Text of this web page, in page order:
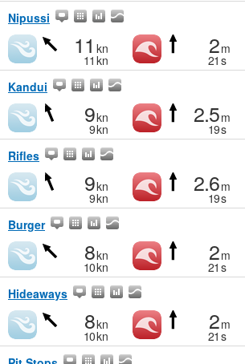
Nipussi
11 kn
11 kn
2m
21 s
Kandui
9kn
9kn
2.5m
19s
Rifles
9kn
9kn
2.6m
19s
Burger
8kn
10kn
2m
21 s
Hideaways
8kn
10kn
2m
21 s